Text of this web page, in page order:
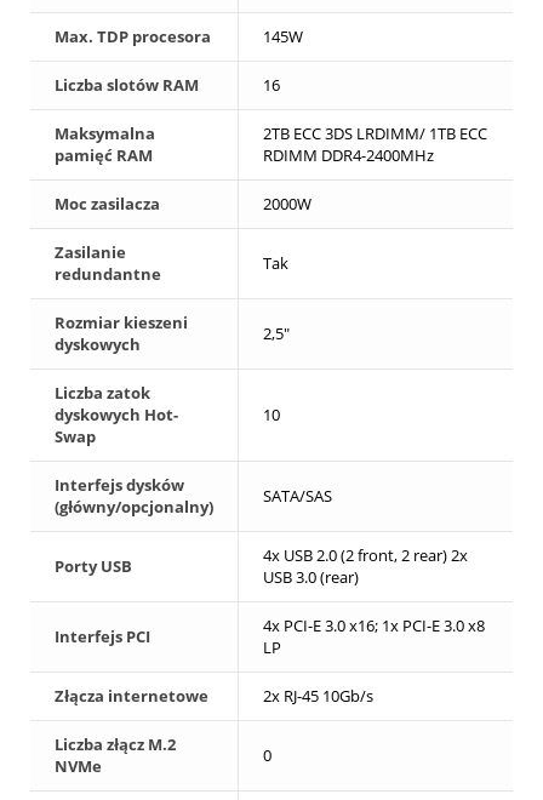
Max. TDP procesora 145W
Liczba slotów RAM 16
Maksymalna
pamięć RAM
2TB ECC 3DS LRDIMM/ 1TB ECC
RDIMM DDR4-2400MHz
Moc zasilacza 2000W
Zasilanie
redundantne
Tak
Rozmiar kieszeni
dyskowych
2,5"
Liczba zatok
dyskowych Hot-
Swap
10
Interfejs dysków
(główny/opcjonalny)
SATA/SAS
Porty USB
4x USB 2.0 (2 front, 2 rear) 2x
USB 3.0 (rear)
Interfejs PCI
4x PCI-E 3.0 x16; 1x PCI-E 3.0 x8
LP
Złącza internetowe 2x RJ-45 10Gb/s
Liczba złącz M.2
NVMe
0